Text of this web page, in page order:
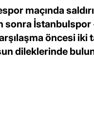
maçında
sonra
öncesi iki
dileklerinde